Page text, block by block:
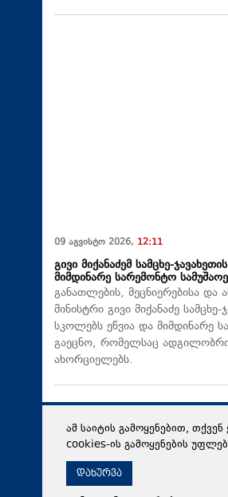
09 აგვისტო 2026, 12:11
გივი მიქანაძემ სამცხე-
მიმდინარე სარემონტო
განათლების, მეცნიერებისა და
მინისტრი გივი მიქანაძე
სკოლებს ეწვია და მიმდინარე
გაეცნო, რომელსაც
ახორციელებს.
ამ საიტის გამოყენებით,
cookies-ის გამოყენების
დახურვა